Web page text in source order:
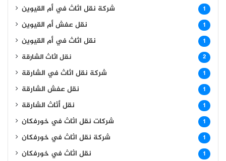
شركة نقل اثاث في أم القيوين 1
نقل عفش أم القيوين 1
نقل اثاث في أم القيوين 1
نقل اثاث الشارقة 2
شركة نقل اثاث في الشارقة 1
نقل عفش الشارقة 1
نقل أثاث الشارقة 1
شركات نقل اثاث في خورفكان 1
شركة نقل اثاث في خورفكان 1
نقل اثاث في خورفكان 1